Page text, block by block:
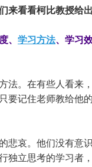
来看看柯比教授给
、 学习方法、学习
。在有些人看来
要记住老师教给他
哀。他们没有意
独立思考的学习者